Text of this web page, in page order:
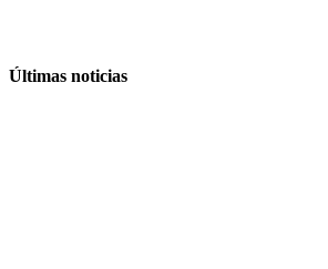
Últimas noticias